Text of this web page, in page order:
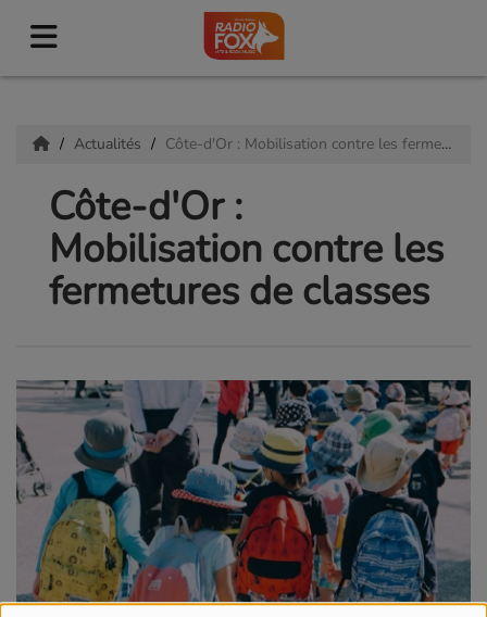
Actualités Côte-d'Or : Mobilisation contre les fermetures de classes
Côte-d'Or :
Mobilisation contre les
fermetures de classes